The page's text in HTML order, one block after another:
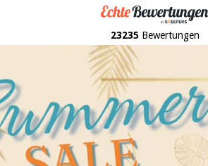
23235 Bewertungen